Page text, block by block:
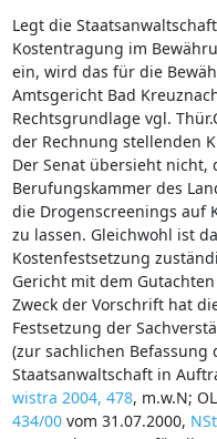
Legt die
Kostentragung im
ein, wird das für die
Amtsgericht Bad
Rechtsgrundlage vgl.
der Rechnung stellenden
Der Senat übersieht
Berufungskammer des
die Drogenscreenings auf
zu lassen. Gleichwohl ist
Kostenfestsetzung
Gericht mit dem
Zweck der Vorschrift hat
Festsetzung der
(zur sachlichen Befassung
Staatsanwaltschaft in
wistra 2004, 478, m.w.N;
434/00vom 31.07.2000,